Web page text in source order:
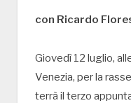
con Ricardo
Giovedì 12 luglio,
Venezia, per la
terrà il terzo